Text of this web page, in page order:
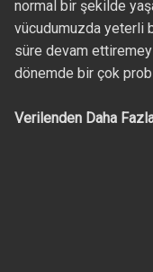
normal bir şekilde
vücudumuzda yeterli
süre devam
dönemde bir çok
Verilenden Daha